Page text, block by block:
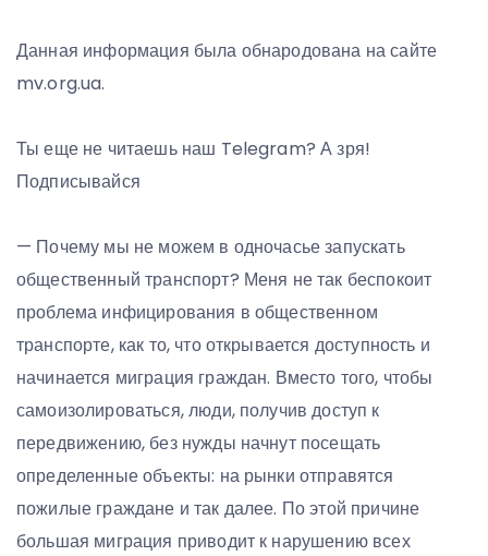
Данная информация была обнародована на сайте
mv.org.ua.
Ты еще не читаешь наш Telegram? А зря!
Подписывайся
— Почему мы не можем в одночасье запускать
общественный транспорт? Меня не так беспокоит
проблема инфицирования в общественном
транспорте, как то, что открывается доступность и
начинается миграция граждан. Вместо того, чтобы
самоизолироваться, люди, получив доступ к
передвижению, без нужды начнут посещать
определенные объекты: на рынки отправятся
пожилые граждане и так далее. По этой причине
большая миграция приводит к нарушению всех